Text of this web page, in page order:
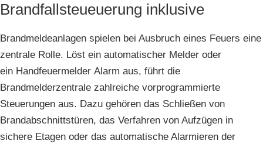
Brandfallsteueuerung inklusive
Brandmeldeanlagen spielen bei Ausbruch eines Feuers eine
zentrale Rolle. Löst ein automatischer Melder oder
ein Handfeuermelder Alarm aus, führt die
Brandmelderzentrale zahlreiche vorprogrammierte
Steuerungen aus. Dazu gehören das Schließen von
Brandabschnittstüren, das Verfahren von Aufzügen in
sichere Etagen oder das automatische Alarmieren der